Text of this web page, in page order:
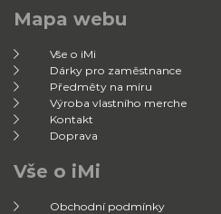
Mapa webu
Vše o iMi
Dárky pro zaměstnance
Předměty na míru
Výroba vlastního merche
Kontakt
Doprava
Vše o iMi
Obchodní podmínky